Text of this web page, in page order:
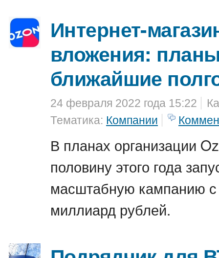
Интернет-
вложения:
ближайшие
24 февраля 2022 года 15:22
Тематика: Компании
В планах организации
половину этого года
масштабную кампанию
миллиард рублей.